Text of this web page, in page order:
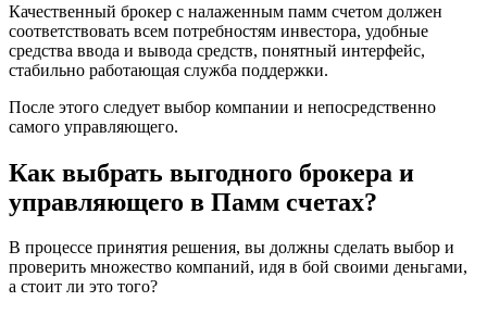
Качественный брокер с налаженным памм счетом должен
соответствовать всем потребностям инвестора, удобные
средства ввода и вывода средств, понятный интерфейс,
стабильно работающая служба поддержки.
После этого следует выбор компании и непосредственно
самого управляющего.
Как выбрать выгодного брокера и
управляющего в Памм счетах?
В процессе принятия решения, вы должны сделать выбор и
проверить множество компаний, идя в бой своими деньгами,
а стоит ли это того?